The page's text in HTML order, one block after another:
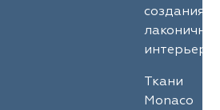
создания
Ткани
Monaco